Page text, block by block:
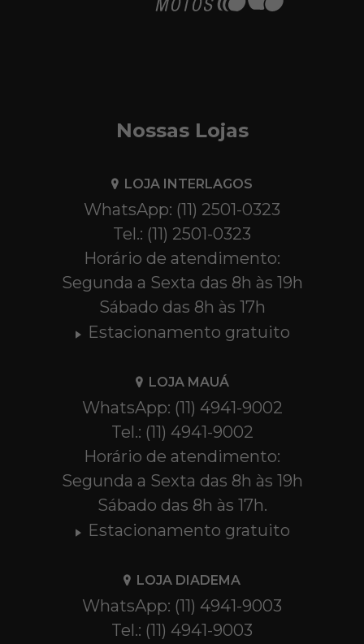
Nossas Lojas
LOJA INTERLAGOS
WhatsApp: (11) 2501-0323
Tel.: (11) 2501-0323
Horário de atendimento:
Segunda a Sexta das 8h às 19h
Sábado das 8h às 17h
Estacionamento gratuito
LOJA MAUÁ
WhatsApp: (11) 4941-9002
Tel.: (11) 4941-9002
Horário de atendimento:
Segunda a Sexta das 8h às 19h
Sábado das 8h às 17h.
Estacionamento gratuito
LOJA DIADEMA
WhatsApp: (11) 4941-9003
Tel.: (11) 4941-9003